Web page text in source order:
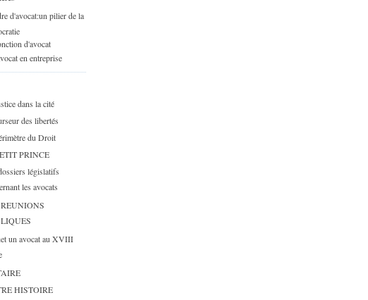
d'avocat:un pilier de la
d'avocat
en entreprise
dans la cité
des libertés
du Droit
PRINCE
législatifs
les avocats
un avocat au XVIII
HISTOIRE